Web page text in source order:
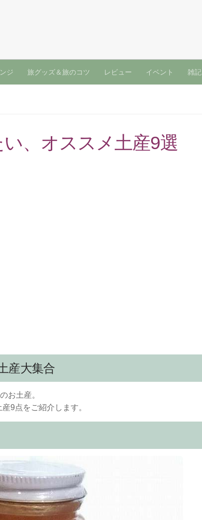
ジ 旅グッズ＆旅のコツ レビュー イベント 雑記
、オススメ土産9選
産大集合
お土産。
9点をご紹介します。